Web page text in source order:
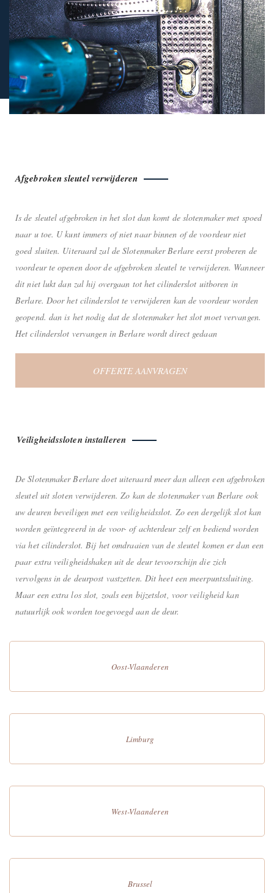
Afgebroken sleutel verwijderen
Is de sleutel afgebroken in het slot dan komt de slotenmaker met spoed
naar u toe. U kunt immers of niet naar binnen of de voordeur niet
goed sluiten. Uiteraard zal de Slotenmaker Berlare eerst proberen de
voordeur te openen door de afgebroken sleutel te verwijderen. Wanneer
dit niet lukt dan zal hij overgaan tot het cilinderslot uitboren in
Berlare. Door het cilinderslot te verwijderen kan de voordeur worden
geopend. dan is het nodig dat de slotenmaker het slot moet vervangen.
Het cilinderslot vervangen in Berlare wordt direct gedaan
OFFERTE AANVRAGEN
Veiligheidssloten installeren
De Slotenmaker Berlare doet uiteraard meer dan alleen een afgebroken
sleutel uit sloten verwijderen. Zo kan de slotenmaker van Berlare ook
uw deuren beveiligen met een veiligheidsslot. Zo een dergelijk slot kan
worden geïntegreerd in de voor- of achterdeur zelf en bediend worden
via het cilinderslot. Bij het omdraaien van de sleutel komen er dan een
paar extra veiligheidshaken uit de deur tevoorschijn die zich
vervolgens in de deurpost vastzetten. Dit heet een meerpuntssluiting.
Maar een extra los slot, zoals een bijzetslot, voor veiligheid kan
natuurlijk ook worden toegevoegd aan de deur.
Oost-Vlaanderen
Limburg
West-Vlaanderen
Brussel